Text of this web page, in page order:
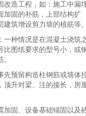
改造工程，如：施工中漏
加固的补筋，上部结构扩
建筑增设剪力墙的植筋等
一种情况是在混凝土浇筑
比图纸要求的型号小，或
先预留构造柱钢筋或墙体
顶升对梁、注的接长，房
加固、设备基础锚固以及